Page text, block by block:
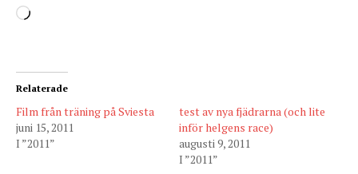
Relaterade
Film från träning på Sviesta
juni 15, 2011
I ”2011”
test av nya fjädrarna (och lite
inför helgens race)
augusti 9, 2011
I ”2011”